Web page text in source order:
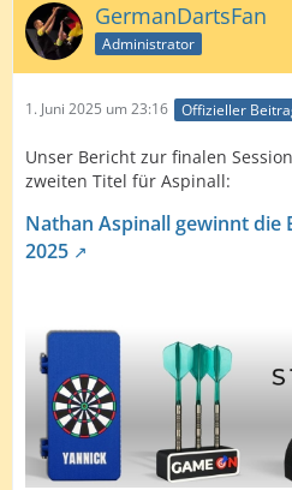
GermanDartsFan
Administrator
1. Juni 2025 um 23:16 Offizieller
Unser Bericht zur finalen
zweiten Titel für Aspinall:
Nathan Aspinall gewinnt die
2025